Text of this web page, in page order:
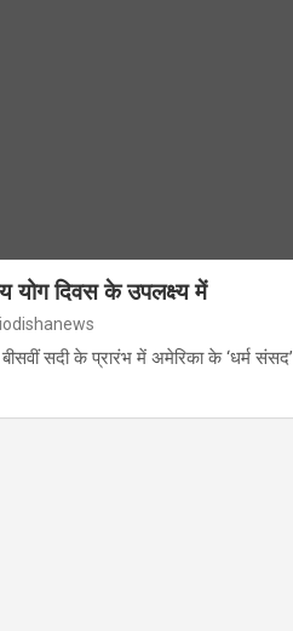
योग दिवस के उपलक्ष्य में
सदी के प्रारंभ में अमेरिका के ‘धर्म संसद’